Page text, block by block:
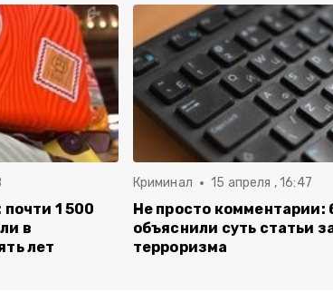
1 500
в
лет
Криминал 15 апреля , 16:47
Не просто комментарии:
объяснили суть статьи
терроризма